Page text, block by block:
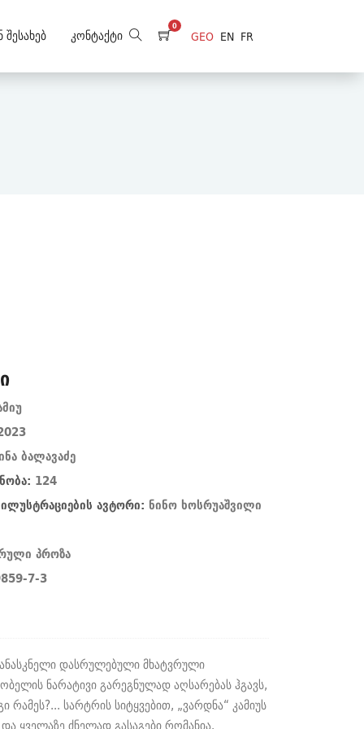
Შესახებ Კონტაქტი
0
GEO EN FR
ბალავაძე
124
ავტორი: ნინო ხოსრუაშვილი
პროზა
7-3
დასრულებული მხატვრული
ნარატივი გარეგნულად აღსარებას ჰგავს,
რამეს?... სარტრის სიტყვებით, „ვარდნა“ კამიუს